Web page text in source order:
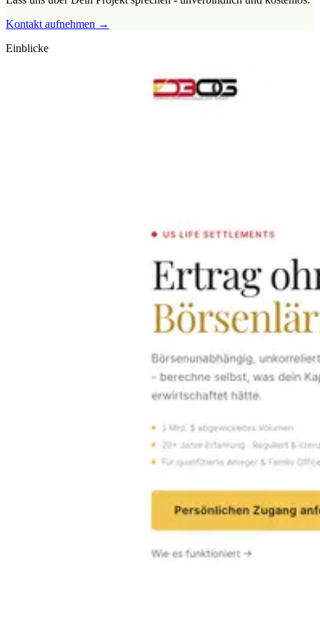
Kontakt aufnehmen →
Einblicke